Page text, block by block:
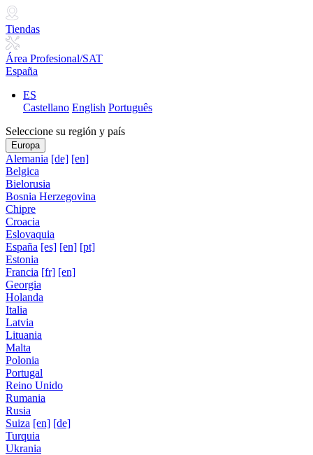
Tiendas
Área Profesional/SAT
España
ES
Castellano English Português
Seleccione su región y país
Europa
Alemania [de] [en]
Belgica
Bielorusia
Bosnia Herzegovina
Chipre
Croacia
Eslovaquia
España [es] [en] [pt]
Estonia
Francia [fr] [en]
Georgia
Holanda
Italia
Latvia
Lituania
Malta
Polonia
Portugal
Reino Unido
Rumania
Rusia
Suiza [en] [de]
Turquia
Ukrania